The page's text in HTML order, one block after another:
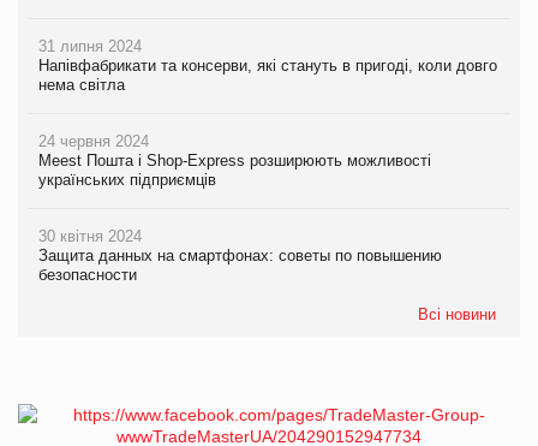
31 липня 2024
Напівфабрикати та консерви, які стануть в пригоді, коли довго
нема світла
24 червня 2024
Meest Пошта і Shop-Express розширюють можливості
українських підприємців
30 квітня 2024
Защита данных на смартфонах: советы по повышению
безопасности
Всі новини